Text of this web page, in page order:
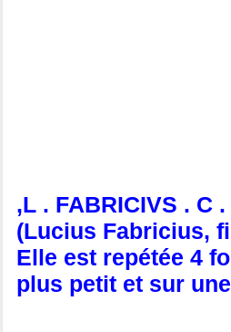
,L . FABRICIVS . C
(Lucius Fabricius,
Elle est repétée 4
plus petit et sur